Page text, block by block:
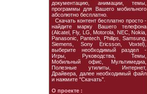
документацию, анимации, темы,
программы для Вашего мобильного
абсолютно бесплатно.
Скачать контент бесплатно просто -
найдите марку Вашего телефона
(Alcatel, Fly, LG, Motorola, NEC, Nokia,
Panasonic, Pantech, Philips, Samsung,
Siemens, Sony Ericsson, Voxtel),
выберите необходимый раздел -
Игры, Руководства, Темы,
Мобильный офис, Мультимедиа,
Полезные утилиты, Интернет,
Драйвера, далее необходимый файл
и нажмите "Скачать".
О проекте :